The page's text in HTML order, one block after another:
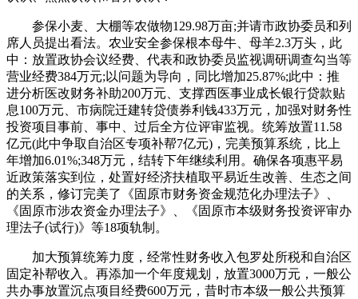
参保小麦、大棚等农做物129.98万亩;并请市政协委员和列
席人员提出看法。农业安全参保根本母牛、母羊2.3万头，此
中：放置政协会议经费、代表和政协委员监视调研调查勾当等
营业经费384万元;以问题为导向，同比增加25.87%;此中：推
进分析医改财务补助200万元、支撑西医事业成长银行贷款贴
息100万元、市病院迁建转贷债券利钱433万元，加强对财务性
投资项目事前、事中、过后全方位评审监视。统筹放置11.58
亿元(此中争取自治区专项补帮7亿元)，完美预算系统，比上
年增加6.01%;348万元，结转下年继续利用。确保各项惠平易
近政策落实到位，处置好经济扶植取平易近生改善、生态之间
的关系，修订完美了《固原市财务资金规范化办理法子》、
《固原市涉农资金办理法子》、《固原市本级财务投资评审办
理法子(试行)》等18项轨制。
加大预算统筹力度，经常性财务收入包罗处所税和自治区
固定补帮收入。再添加一个年度规划，放置3000万元，一般公
共办事放置沉点项目经费600万元，昔时市本级一般公共预算